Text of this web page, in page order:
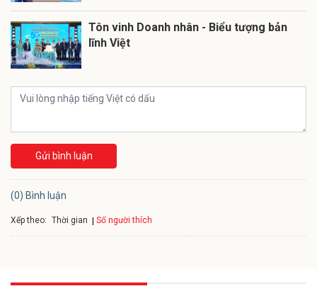
Tôn vinh Doanh nhân - Biểu tượng bản
lĩnh Việt
Gửi bình luận
(0) Bình luận
Xếp theo: Thời gian Số người thích